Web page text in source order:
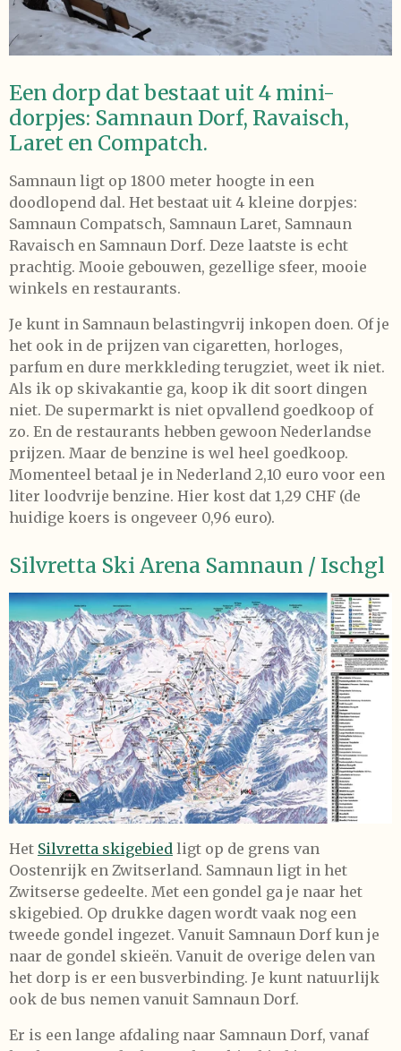
Een dorp dat bestaat uit 4 mini-
dorpjes: Samnaun Dorf, Ravaisch,
Laret en Compatch.
Samnaun ligt op 1800 meter hoogte in een
doodlopend dal. Het bestaat uit 4 kleine dorpjes:
Samnaun Compatsch, Samnaun Laret, Samnaun
Ravaisch en Samnaun Dorf. Deze laatste is echt
prachtig. Mooie gebouwen, gezellige sfeer, mooie
winkels en restaurants.
Je kunt in Samnaun belastingvrij inkopen doen. Of je
het ook in de prijzen van cigaretten, horloges,
parfum en dure merkkleding terugziet, weet ik niet.
Als ik op skivakantie ga, koop ik dit soort dingen
niet. De supermarkt is niet opvallend goedkoop of
zo. En de restaurants hebben gewoon Nederlandse
prijzen. Maar de benzine is wel heel goedkoop.
Momenteel betaal je in Nederland 2,10 euro voor een
liter loodvrije benzine. Hier kost dat 1,29 CHF (de
huidige koers is ongeveer 0,96 euro).
Silvretta Ski Arena Samnaun / Ischgl
Het Silvretta skigebied ligt op de grens van
Oostenrijk en Zwitserland. Samnaun ligt in het
Zwitserse gedeelte. Met een gondel ga je naar het
skigebied. Op drukke dagen wordt vaak nog een
tweede gondel ingezet. Vanuit Samnaun Dorf kun je
naar de gondel skieën. Vanuit de overige delen van
het dorp is er een busverbinding. Je kunt natuurlijk
ook de bus nemen vanuit Samnaun Dorf.
Er is een lange afdaling naar Samnaun Dorf, vanaf